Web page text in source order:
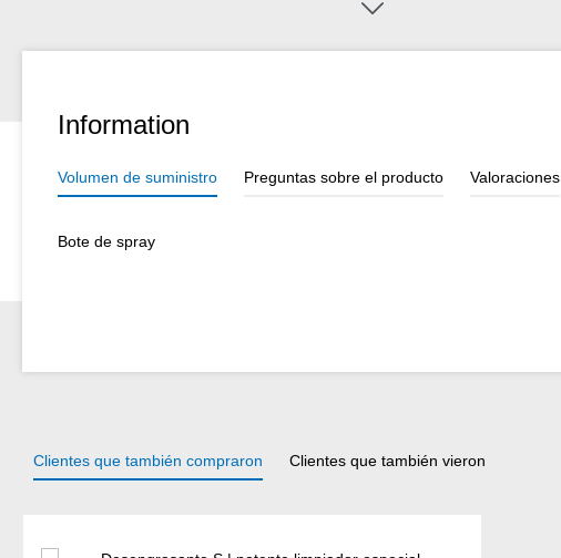
Information
Volumen de suministro Preguntas sobre el producto Valoraciones
Bote de spray
Clientes que también compraron Clientes que también vieron